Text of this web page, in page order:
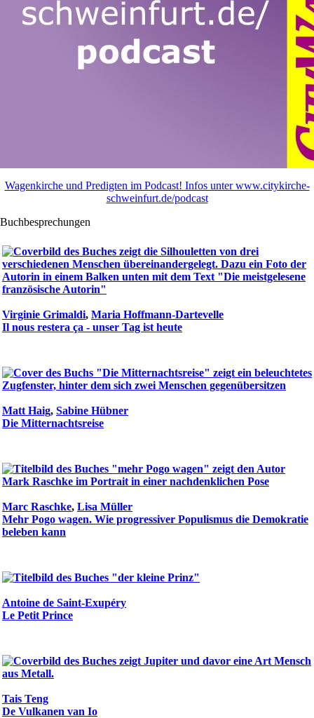
Wagenkirche und Predigten im Podcast! Infos unter www.citykirche-
schweinfurt.de/podcast
Buchbesprechungen
Virginie Grimaldi, Maria Hoffmann-Dartevelle
Il nous restera ça - unser Tag ist heute
Matt Haig, Sabine Hübner
Die Mitternachtsreise
Marc Raschke, Lisa Müller
Mehr Pogo wagen. Wie progressiver Populismus die Demokratie
beleben kann
Antoine de Saint-Exupéry
Le Petit Prince
Tais Teng
De Vulkanen van Io